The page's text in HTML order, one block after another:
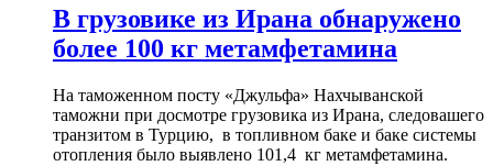
В грузовике из Ирана обнаружено
более 100 кг метамфетамина
На таможенном посту «Джульфа» Нахчыванской
таможни при досмотре грузовика из Ирана, следовашего
транзитом в Турцию, в топливном баке и баке системы
отопления было выявлено 101,4 кг метамфетамина.